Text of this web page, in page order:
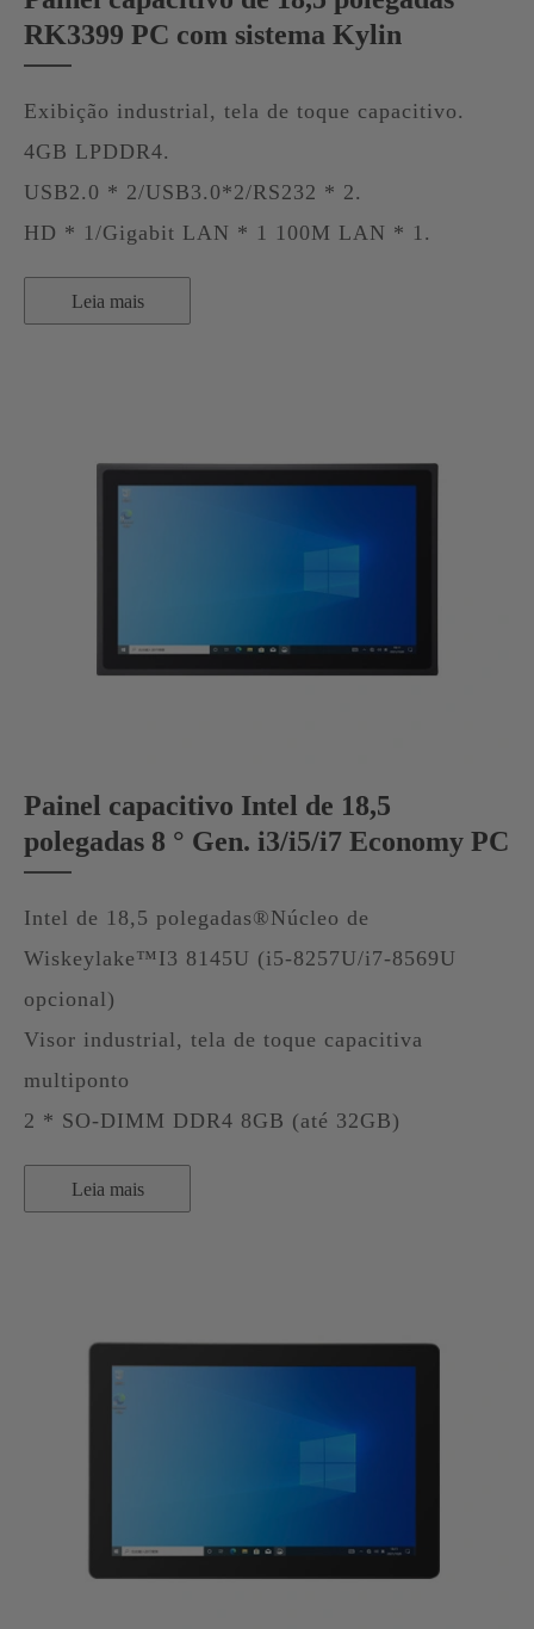
RK3399 PC com sistema Kylin
Exibição industrial, tela de toque capacitivo.
4GB LPDDR4.
USB2.0 * 2/USB3.0*2/RS232 * 2.
HD * 1/Gigabit LAN * 1 100M LAN * 1.
Leia mais
Painel capacitivo Intel de 18,5
polegadas 8 ° Gen. i3/i5/i7 Economy PC
Intel de 18,5 polegadas®Núcleo de
Wiskeylake™I3 8145U (i5-8257U/i7-8569U
opcional)
Visor industrial, tela de toque capacitiva
multiponto
2 * SO-DIMM DDR4 8GB (até 32GB)
Leia mais